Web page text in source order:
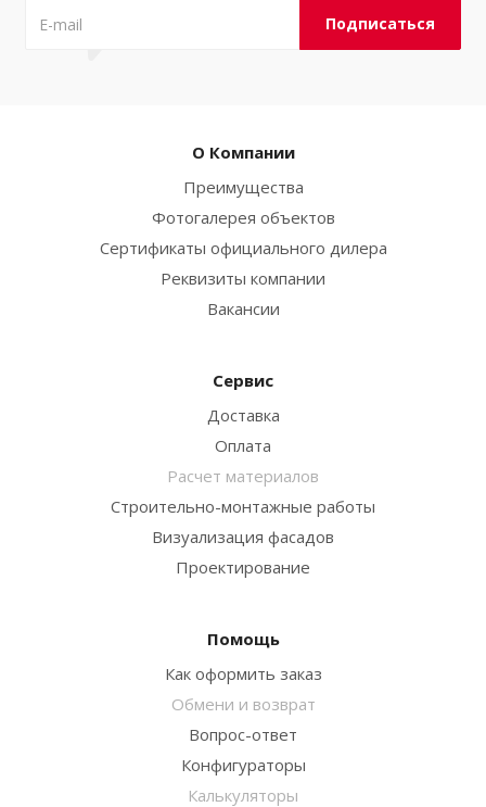
О Компании
Преимущества
Фотогалерея объектов
Сертификаты официального дилера
Реквизиты компании
Вакансии
Сервис
Доставка
Оплата
Расчет материалов
Строительно-монтажные работы
Визуализация фасадов
Проектирование
Помощь
Как оформить заказ
Обмени и возврат
Вопрос-ответ
Конфигураторы
Калькуляторы